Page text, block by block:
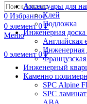
г. Челябинск,
0 Избранное
0 элемент 0₽
Меню
0 элемент 0₽
Аксессуары для
Клей
Подложка
Инженерная
Английская
Инженерная
Французская
Инженерный
Каменно
SPC Alpine
SPC